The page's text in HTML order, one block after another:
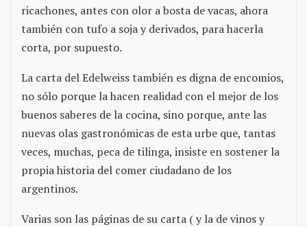
ricachones, antes con olor a bosta de vacas, ahora
también con tufo a soja y derivados, para hacerla
corta, por supuesto.
La carta del Edelweiss también es digna de encomios,
no sólo porque la hacen realidad con el mejor de los
buenos saberes de la cocina, sino porque, ante las
nuevas olas gastronómicas de esta urbe que, tantas
veces, muchas, peca de tilinga, insiste en sostener la
propia historia del comer ciudadano de los
argentinos.
Varias son las páginas de su carta ( y la de vinos y